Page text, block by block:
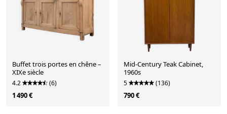
Buffet trois portes en chêne –
XIXe siècle
4.2 (6)
1 490 €
Mid-Century Teak Cabinet,
1960s
5 (136)
790 €